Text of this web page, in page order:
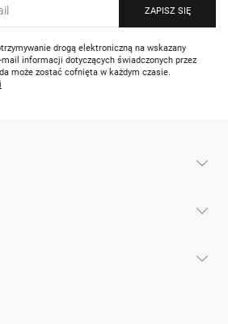
ZAPISZ SIĘ
drogą elektroniczną na wskazany
informacji dotyczących świadczonych przez
może zostać cofnięta w każdym czasie.